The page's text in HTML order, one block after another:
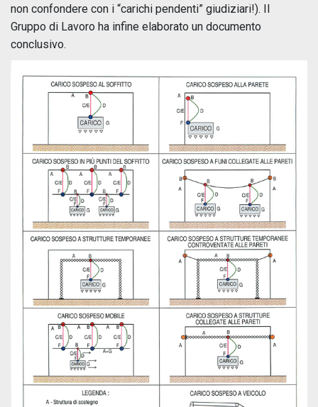
non confondere con i “carichi pendenti” giudiziari!). Il
Gruppo di Lavoro ha infine elaborato un documento
conclusivo.